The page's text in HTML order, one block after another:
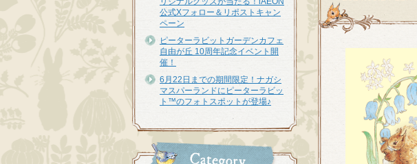
公式Xフォロー＆リポストキャン
ペーン
ピーターラビットガーデンカフェ
自由が丘 10周年記念イベント開
催！
6月22日までの期間限定！ナガシ
マスパーランドにピーターラビッ
ト™のフォトスポットが登場♪